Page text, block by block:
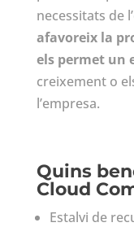
necessitats de
afavoreix la
els permet un
creixement o
l’empresa.
Quins
Cloud
Estalvi de